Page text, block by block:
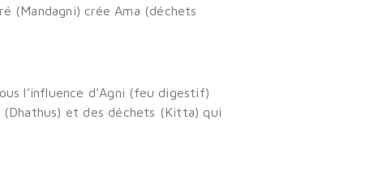
(Mandagni) crée Ama (déchets
l’influence d’Agni (feu digestif)
(Dhathus) et des déchets (Kitta) qui